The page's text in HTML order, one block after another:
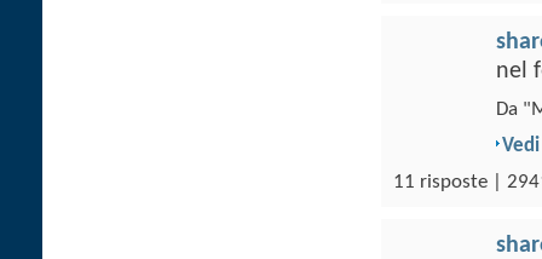
nel
Da
11 risposte |